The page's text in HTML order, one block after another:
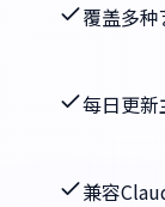
覆盖多
每日更
兼容